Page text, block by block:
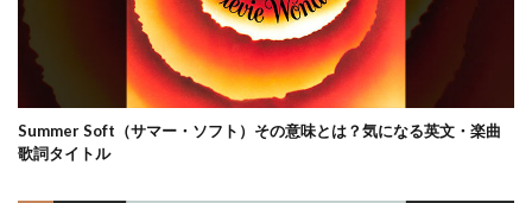
Summer Soft（サマー・ソフト）その意味とは？気になる英文・楽曲
歌詞タイトル